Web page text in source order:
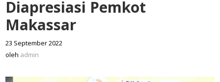
Diapresiasi Pemkot
Makassar
23 September 2022
oleh admin